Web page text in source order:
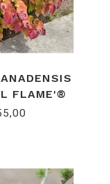
FLAME'®